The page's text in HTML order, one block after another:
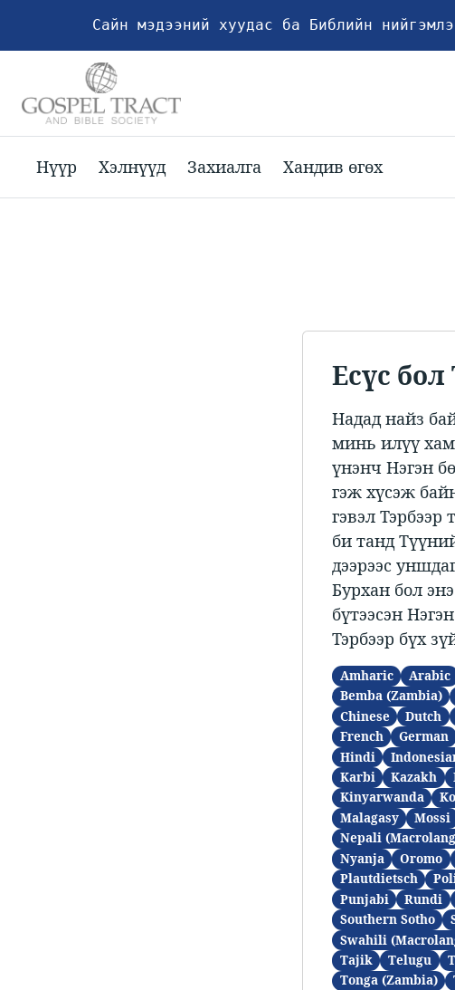
Сайн мэдээний хуудас ба Библийн
Нүүр Хэлнүүд Захиалга Хандив өгөх
Есүс
Надад найз
минь илүү
үнэнч Нэгэн
гэж хүсэж
гэвэл
би танд
дээрээс
Бурхан бол
бүтээсэн
Тэрбээр бүх
Amharic Arabic
Bemba (Zambia)
Chinese
Dutch
French
German
Hindi
Karbi
Kazakh
Kinyarwanda
Malagasy
Mossi
Nepali
Nyanja
Oromo
Plautdietsch
Punjabi
Rundi
Southern Sotho
Swahili
Tajik
Telugu
Tonga (Zambia)